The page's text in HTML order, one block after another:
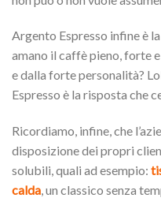
Argento Espresso infine è
amano il caffè pieno, forte
e dalla forte personalità?
Espresso è la risposta che
Ricordiamo, infine, che
disposizione dei propri
solubili, quali ad esempio:
calda, un classico senza